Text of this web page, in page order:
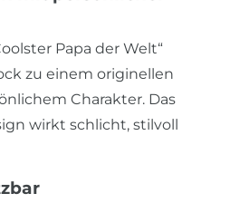
Papa der Welt“
zu einem originellen
Charakter. Das
wirkt schlicht, stilvoll